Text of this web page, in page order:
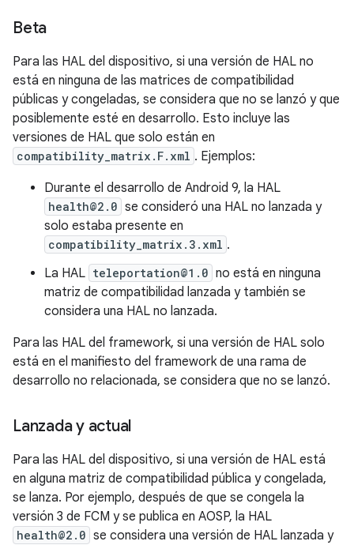
Beta
Para las HAL del dispositivo, si una versión de HAL no
está en ninguna de las matrices de compatibilidad
públicas y congeladas, se considera que no se lanzó y que
posiblemente esté en desarrollo. Esto incluye las
versiones de HAL que solo están en
compatibility_matrix.F.xml . Ejemplos:
Durante el desarrollo de Android 9, la HAL
health@2.0 se consideró una HAL no lanzada y
solo estaba presente en
compatibility_matrix.3.xml .
La HAL teleportation@1.0 no está en ninguna
matriz de compatibilidad lanzada y también se
considera una HAL no lanzada.
Para las HAL del framework, si una versión de HAL solo
está en el manifiesto del framework de una rama de
desarrollo no relacionada, se considera que no se lanzó.
Lanzada y actual
Para las HAL del dispositivo, si una versión de HAL está
en alguna matriz de compatibilidad pública y congelada,
se lanza. Por ejemplo, después de que se congela la
versión 3 de FCM y se publica en AOSP, la HAL
health@2.0 se considera una versión de HAL lanzada y